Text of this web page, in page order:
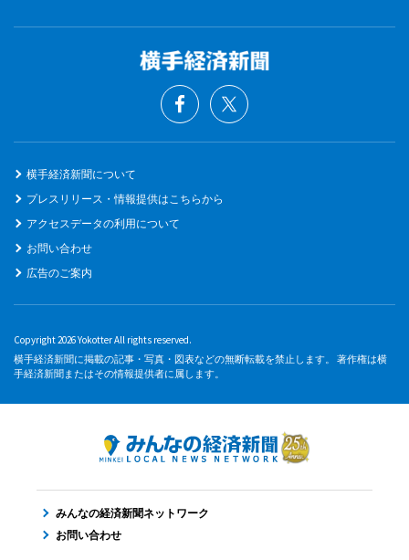
横手経済新聞について
プレスリリース・情報提供はこちらから
アクセスデータの利用について
お問い合わせ
広告のご案内
Copyright 2026 Yokotter All rights reserved.
横手経済新聞に掲載の記事・写真・図表などの無断転載を禁止します。 著作権は横
手経済新聞またはその情報提供者に属します。
みんなの経済新聞ネットワーク
お問い合わせ